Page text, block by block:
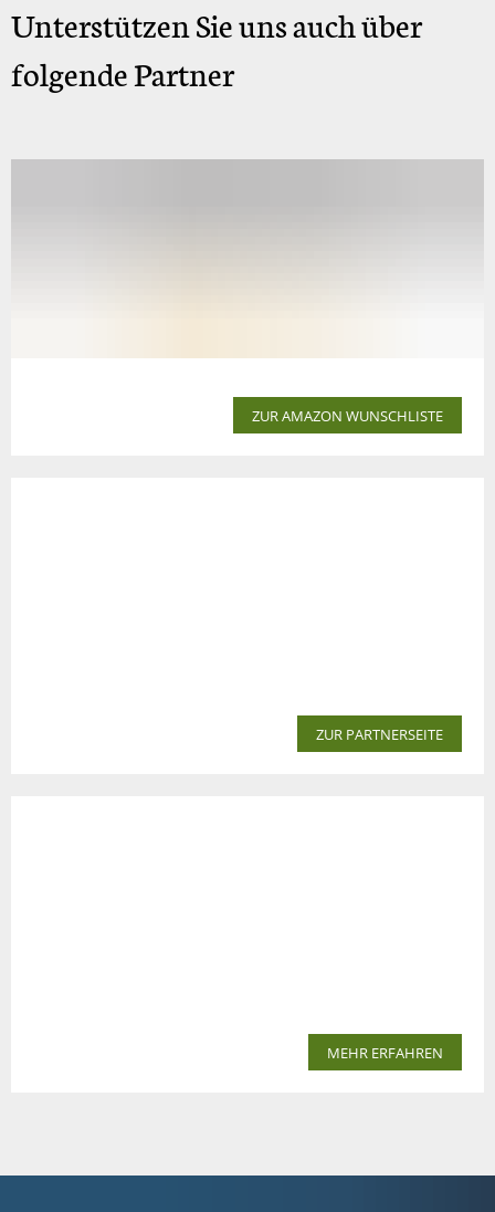
Unterstützen Sie uns auch über
folgende Partner
ZUR AMAZON WUNSCHLISTE
ZUR PARTNERSEITE
MEHR ERFAHREN